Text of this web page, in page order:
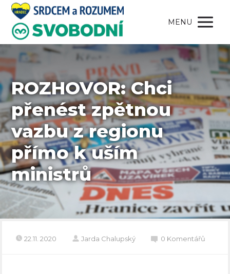
MENU
ROZHOVOR: Chci
přenést zpětnou
vazbu z regionu
přímo k uším
ministrů
22.11. 2020 Jarda Chalupský 0 Komentářů